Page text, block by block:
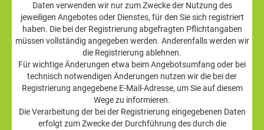
Daten verwenden wir nur zum Zwecke der Nutzung des
jeweiligen Angebotes oder Dienstes, für den Sie sich registriert
haben. Die bei der Registrierung abgefragten Pflichtangaben
müssen vollständig angegeben werden. Anderenfalls werden wir
die Registrierung ablehnen.
Für wichtige Änderungen etwa beim Angebotsumfang oder bei
technisch notwendigen Änderungen nutzen wir die bei der
Registrierung angegebene E-Mail-Adresse, um Sie auf diesem
Wege zu informieren.
Die Verarbeitung der bei der Registrierung eingegebenen Daten
erfolgt zum Zwecke der Durchführung des durch die